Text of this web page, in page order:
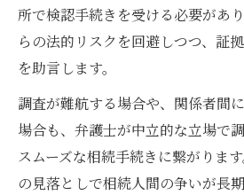
所で検認手続きを受ける必要があ
らの法的リスクを回避しつつ、証
を助言します。
調査が難航する場合や、関係者間
場合も、弁護士が中立的な立場で
スムーズな相続手続きに繋がりま
の見落としで相続人間の争いが長